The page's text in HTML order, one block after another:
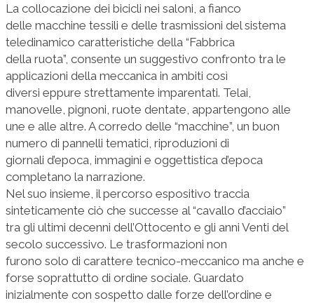
La collocazione dei bicicli nei saloni, a fianco
delle macchine tessili e delle trasmissioni del sistema
teledinamico caratteristiche della “Fabbrica
della ruota”, consente un suggestivo confronto tra le
applicazioni della meccanica in ambiti così
diversi eppure strettamente imparentati. Telai,
manovelle, pignoni, ruote dentate, appartengono alle
une e alle altre. A corredo delle “macchine”, un buon
numero di pannelli tematici, riproduzioni di
giornali d’epoca, immagini e oggettistica d’epoca
completano la narrazione.
Nel suo insieme, il percorso espositivo traccia
sinteticamente ciò che successe al “cavallo d’acciaio”
tra gli ultimi decenni dell’Ottocento e gli anni Venti del
secolo successivo. Le trasformazioni non
furono solo di carattere tecnico-meccanico ma anche e
forse soprattutto di ordine sociale. Guardato
inizialmente con sospetto dalle forze dell’ordine e